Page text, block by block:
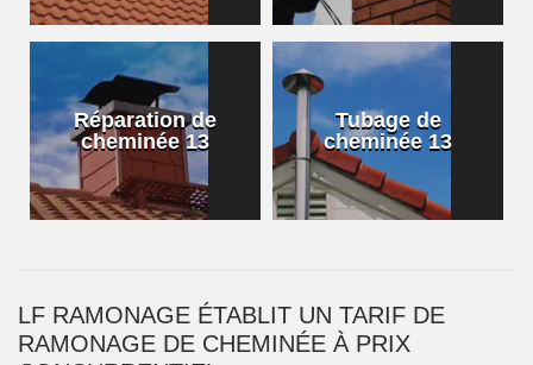
Réparation de
cheminée 13
Tubage de
cheminée 13
LF RAMONAGE ÉTABLIT UN TARIF DE
RAMONAGE DE CHEMINÉE À PRIX